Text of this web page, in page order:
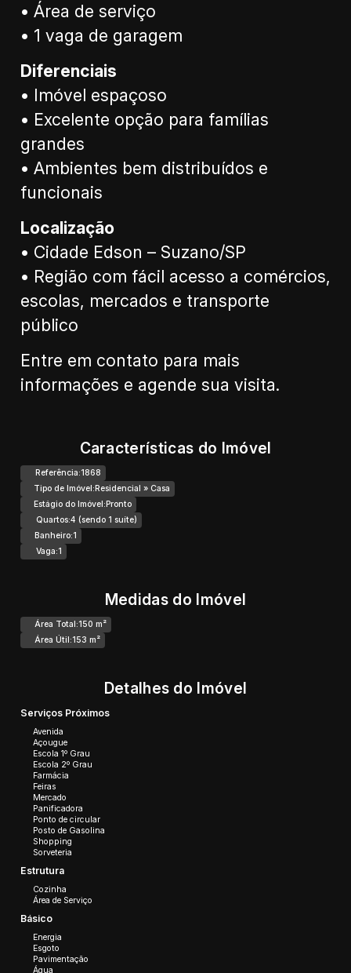
• Área de serviço
• 1 vaga de garagem
Diferenciais
• Imóvel espaçoso
• Excelente opção para famílias
grandes
• Ambientes bem distribuídos e
funcionais
Localização
• Cidade Edson – Suzano/SP
• Região com fácil acesso a comércios,
escolas, mercados e transporte
público
Entre em contato para mais
informações e agende sua visita.
Características do Imóvel
Referência:1868
Tipo de Imóvel:Residencial » Casa
Estágio do Imóvel:Pronto
Quartos:4 (sendo 1 suíte)
Banheiro:1
Vaga:1
Medidas do Imóvel
Área Total:150 m²
Área Útil:153 m²
Detalhes do Imóvel
Serviços Próximos
Avenida
Açougue
Escola 1º Grau
Escola 2º Grau
Farmácia
Feiras
Mercado
Panificadora
Ponto de circular
Posto de Gasolina
Shopping
Sorveteria
Estrutura
Cozinha
Área de Serviço
Básico
Energia
Esgoto
Pavimentação
Água